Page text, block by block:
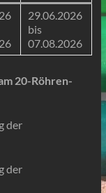
29.06.2026
bis
07.08.2026
20-Röhren-
der
der